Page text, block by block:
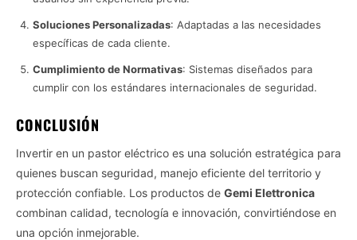
Soluciones Personalizadas: Adaptadas a las necesidades
específicas de cada cliente.
Cumplimiento de Normativas: Sistemas diseñados para
cumplir con los estándares internacionales de seguridad.
CONCLUSIÓN
Invertir en un pastor eléctrico es una solución estratégica para
quienes buscan seguridad, manejo eficiente del territorio y
protección confiable. Los productos de Gemi Elettronica
combinan calidad, tecnología e innovación, convirtiéndose en
una opción inmejorable.